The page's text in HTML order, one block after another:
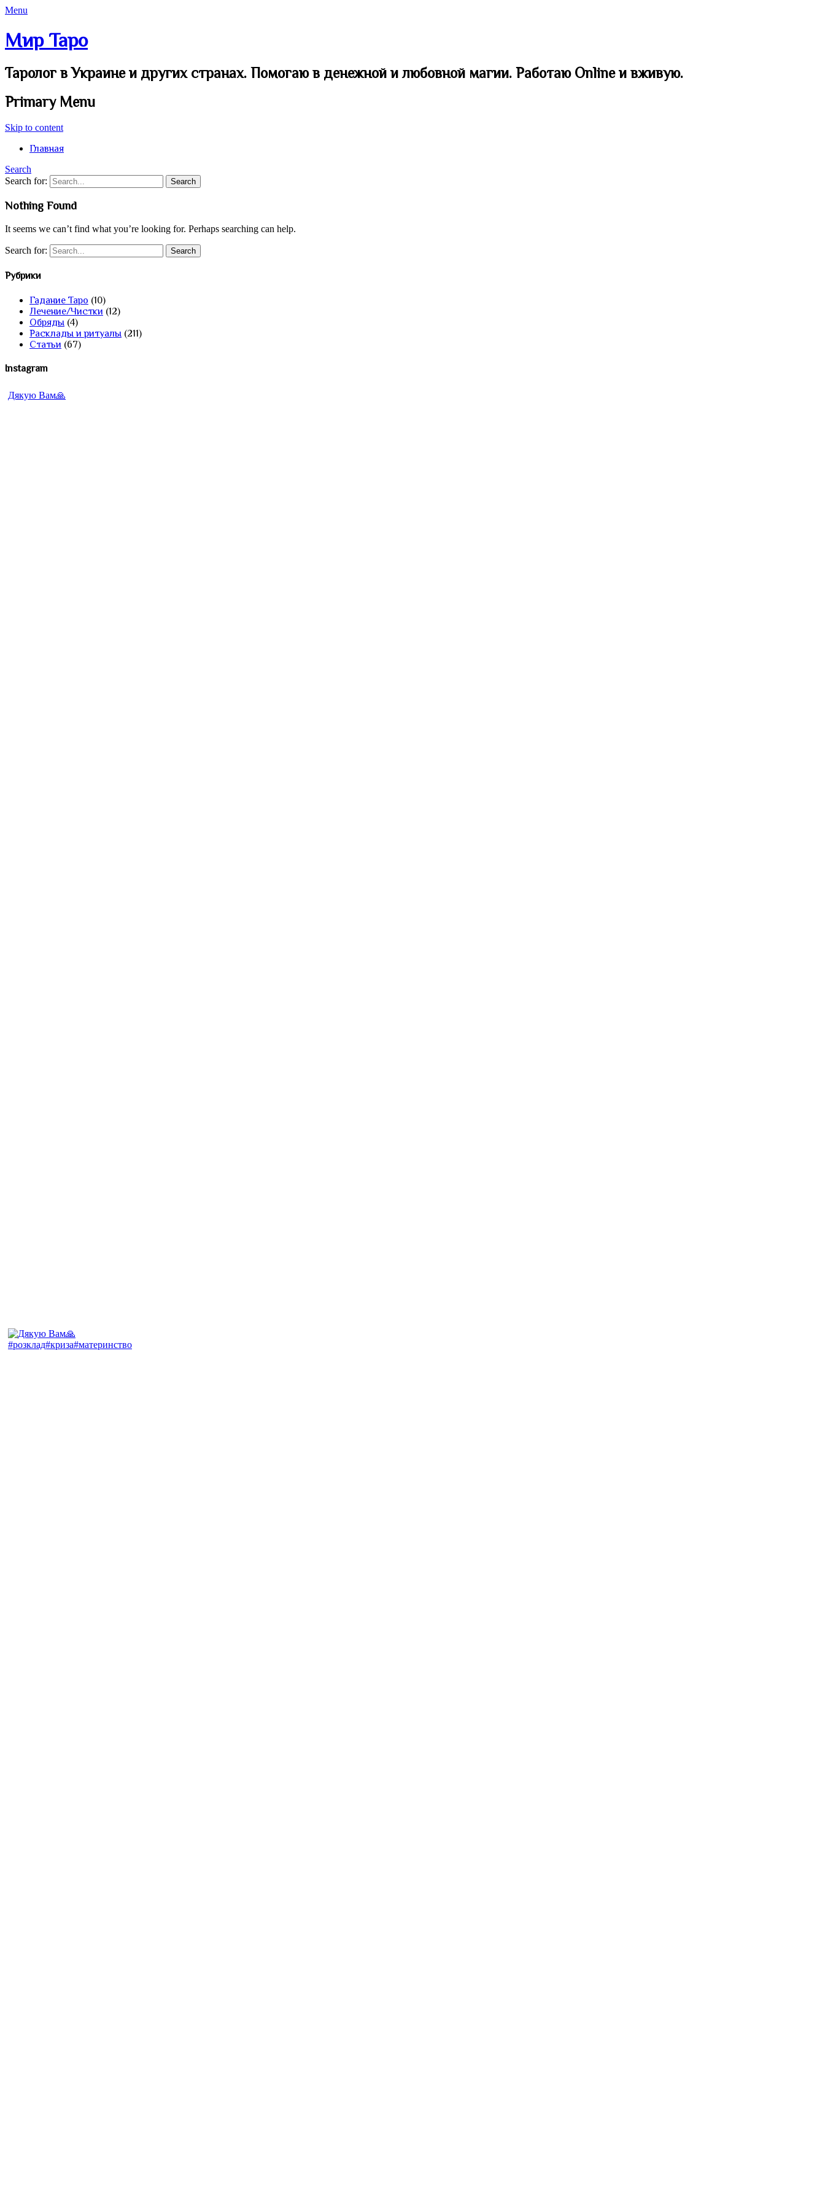
Menu
Мир Таро
Таролог в Украине и других странах. Помогаю в денежной и любовной магии. Работаю Online и вживую.
Primary Menu
Skip to content
Главная
Search
Search for:
Nothing Found
It seems we can’t find what you’re looking for. Perhaps searching can help.
Search for:
Рубрики
Гадание Таро (10)
Лечение/Чистки (12)
Обряды (4)
Расклады и ритуалы (211)
Статьи (67)
Instagram
Дякую Вам🙏
#розклад#криза#материнство